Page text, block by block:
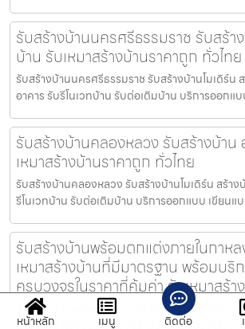
รับสร้างบ้านนครศรีธรรมราช รับสร้า
บ้าน รับเหมาสร้างบ้านราคาถูก ทั่วไทย
รับสร้างบ้านนครศรีธรรมราช รับสร้างบ้านโมเดิร์น
อาคาร รับรีโนเวทบ้าน รับต่อเติมบ้าน บริการออกแบ
รับสร้างบ้านคลองหลวง รับสร้างบ้า
เหมาสร้างบ้านราคาถูก ทั่วไทย
รับสร้างบ้านคลองหลวง รับสร้างบ้านโมเดิร์น สร้าง
รีโนเวทบ้าน รับต่อเติมบ้าน บริการออกแบบ เขียนแ
รับสร้างบ้านพร้อมตกแต่งภายในกาห
เหมาสร้างบ้านที่มีมาตรฐาน พร้อมบริ
ครบวงจรในราคาที่คุ้มค่า รับเหมาสร้
รับสร้างบ้านพร้อมตกแต่งภายในกาหลง ดำเนินงา
มาตรฐาน พร้อมบริการรับสร้างบ้านครบวงจรในราค
หน้าหลัก เมนู ติดต่อ